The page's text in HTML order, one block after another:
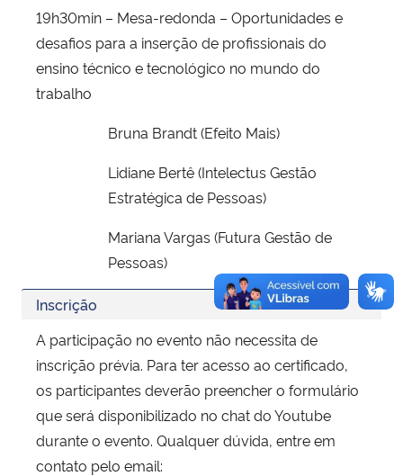
19h30min – Mesa-redonda – Oportunidades e
desafios para a inserção de profissionais do
ensino técnico e tecnológico no mundo do
trabalho
Bruna Brandt (Efeito Mais)
Lidiane Bertê (Intelectus Gestão
Estratégica de Pessoas)
Mariana Vargas (Futura Gestão de
Pessoas)
Inscrição
A participação no evento não necessita de
inscrição prévia. Para ter acesso ao certificado,
os participantes deverão preencher o formulário
que será disponibilizado no chat do Youtube
durante o evento. Qualquer dúvida, entre em
contato pelo email: